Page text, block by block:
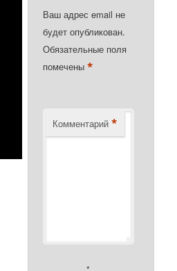
Ваш адрес email не
будет опубликован.
Обязательные поля
помечены*
Комментарий *